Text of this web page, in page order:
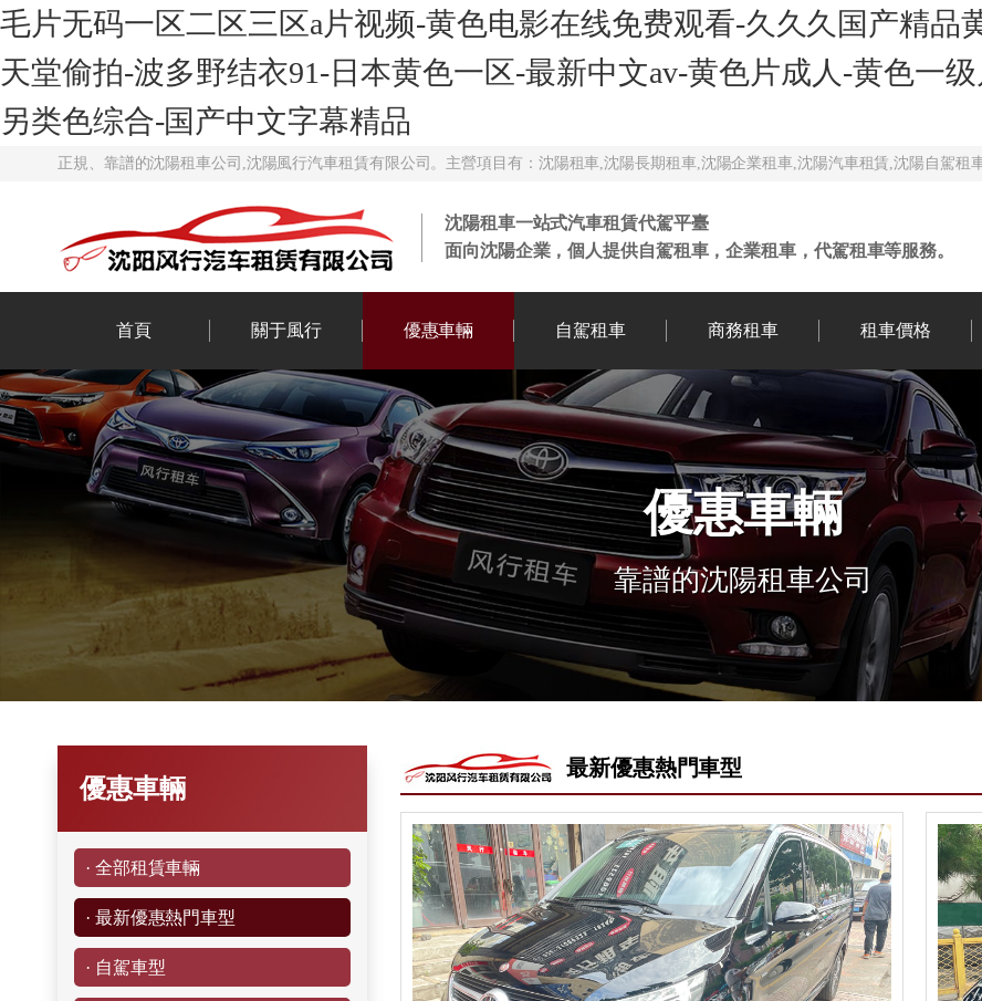
毛片无码一区二区三区a片视频-黄色电影在线免费观看-久久久国产精品
天堂偷拍-波多野结衣91-日本黄色一区-最新中文av-黄色片成人-黄色一
另类色综合-国产中文字幕精品
正規、靠譜的沈陽租車公司,沈陽風行汽車租賃有限公司。主營項目有：沈陽租車,沈陽長期租車,沈陽企業租車,沈陽汽車租賃,沈陽自駕租
沈陽租車一站式汽車租賃代駕平臺
面向沈陽企業，個人提供自駕租車，企業租車，代駕租車等服務。
首頁 關于風行 優惠車輛 自駕租車 商務租車 租車價格
優惠車輛
靠譜的沈陽租車公司
優惠車輛
· 全部租賃車輛
· 最新優惠熱門車型
· 自駕車型
最新優惠熱門車型